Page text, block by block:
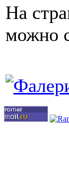
На
можно